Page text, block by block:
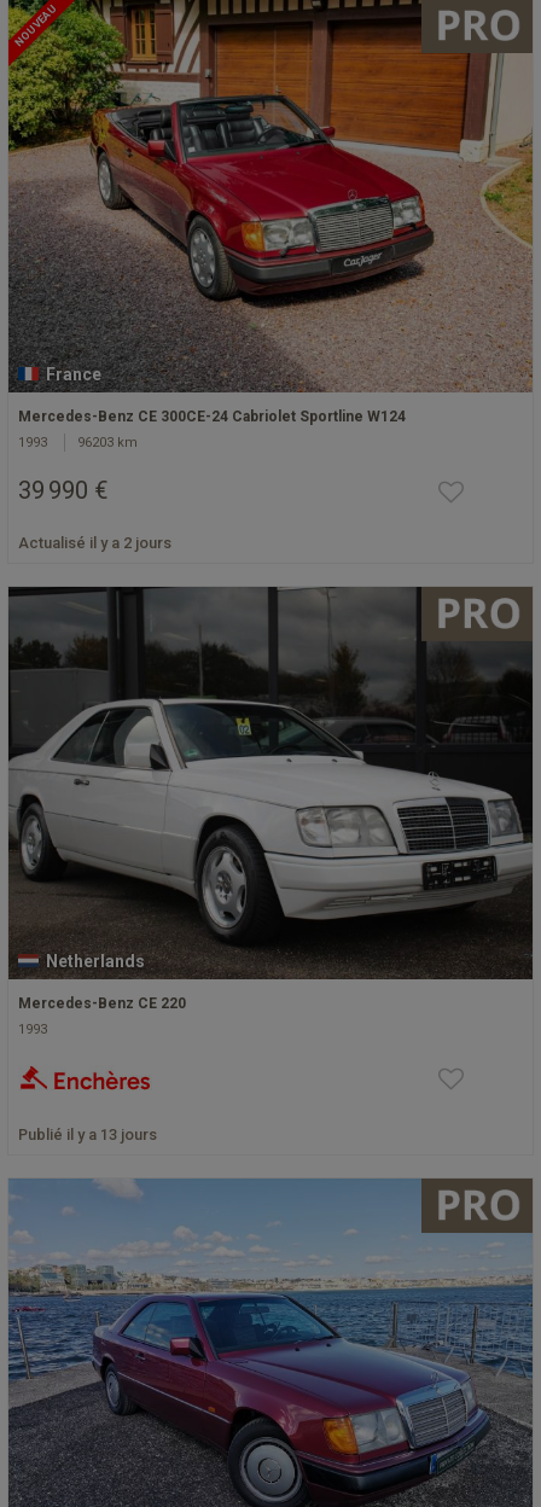
NOUVEAU
France
Mercedes-Benz CE 300CE-24 Cabriolet Sportline W124
1993 96203 km
39 990 €
Actualisé il y a 2 jours
Netherlands
Mercedes-Benz CE 220
1993
Publié il y a 13 jours